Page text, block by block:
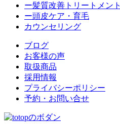
ー髪質改善トリートメント
ー頭皮ケア・育毛
カウンセリング
ブログ
お客様の声
取扱商品
採用情報
プライバシーポリシー
予約・お問い合せ